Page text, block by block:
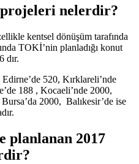
nelerdir?
kentsel dönüşüm tarafında
TOKİ’nin planladığı konut
dır.
520, Kırklareli’nde
188 , Kocaeli’nde 2000,
2000, Balıkesir’de ise
planlanan 2017